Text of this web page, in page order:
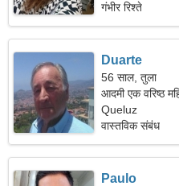
गंभीर रिश्ते
Duarte
56 साल, तुला
आदमी एक वरिष्ठ
Queluz
वास्तविक संबंध
Paulo